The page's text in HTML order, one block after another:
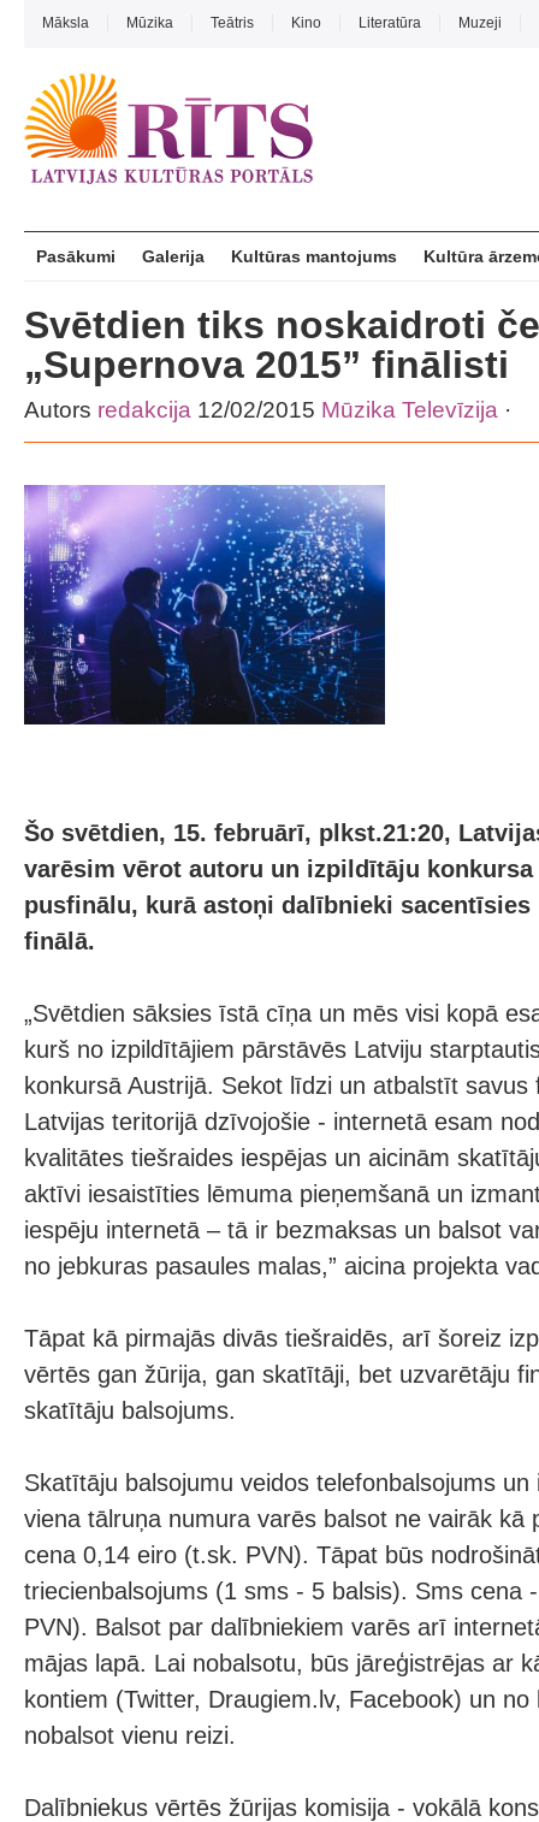
Māksla Mūzika Teātris Kino Literatūra Muzeji
Pasākumi Galerija Kultūras mantojums Kultūra
Svētdien tiks noskaidroti
„Supernova 2015” finālisti
Autors redakcija 12/02/2015 Mūzika Televīzija ·
Šo svētdien, 15. februārī, plkst.21:20,
varēsim vērot autoru un izpildītāju konkursa
pusfinālu, kurā astoņi dalībnieki sacentīsies
finālā.
„Svētdien sāksies īstā cīņa un mēs visi kopā
kurš no izpildītājiem pārstāvēs Latviju
konkursā Austrijā. Sekot līdzi un atbalstīt
Latvijas teritorijā dzīvojošie - internetā esam
kvalitātes tiešraides iespējas un aicinām
aktīvi iesaistīties lēmuma pieņemšanā un
iespēju internetā – tā ir bezmaksas un balsot
no jebkuras pasaules malas,” aicina projekta
Tāpat kā pirmajās divās tiešraidēs, arī šoreiz
vērtēs gan žūrija, gan skatītāji, bet uzvarētāju
skatītāju balsojums.
Skatītāju balsojumu veidos telefonbalsojums
viena tālruņa numura varēs balsot ne vairāk kā
cena 0,14 eiro (t.sk. PVN). Tāpat būs
triecienbalsojums (1 sms - 5 balsis). Sms cena
PVN). Balsot par dalībniekiem varēs arī
mājas lapā. Lai nobalsotu, būs jāreģistrējas ar
kontiem (Twitter, Draugiem.lv, Facebook) un
nobalsot vienu reizi.
Dalībniekus vērtēs žūrijas komisija - vokālā